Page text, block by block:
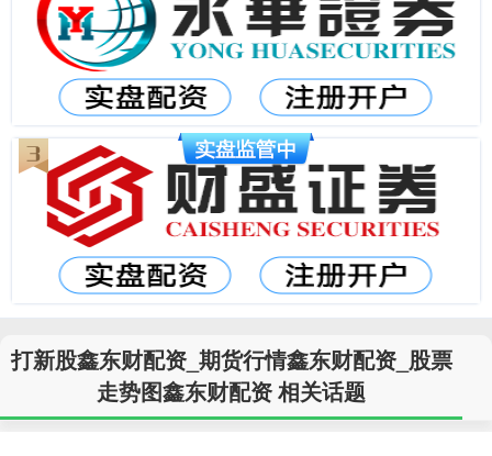
打新股鑫东财配资_期货行情鑫东财配资_股票
走势图鑫东财配资 相关话题